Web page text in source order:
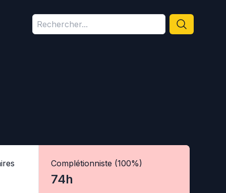
Complétionniste (100%)
74h